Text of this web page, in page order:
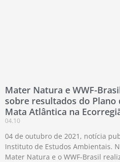
Mater Natura e WWF-
sobre resultados do Plano
Mata Atlântica na
04.10
04 de outubro de 2021, notícia
Instituto de Estudos Ambientais.
Mater Natura e o WWF-Brasil